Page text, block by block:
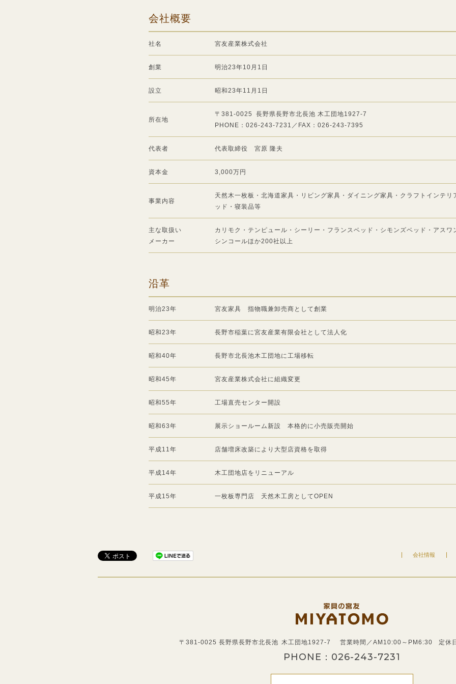
会社概要
社名 宮友産業株式会社
創業 明治23年10月1日
設立 昭和23年11月1日
所在地
〒381-0025 長野県長野市北長池 木工団地1927-7
PHONE：026-243-7231
FAX：026-243-7395
代表者 代表取締役 宮原 隆夫
資本金 3,000万円
事業内容
天然木一枚板・北海道家具・リビング家具・ダイニング家具・クラフトインテリ
ッド・寝装品等
主な取扱い
メーカー
カリモク・テンピュール・シーリー・フランスベッド・シモンズベッド・アスワ
シンコールほか200社以上
沿革
明治23年 宮友家具 指物職兼卸売商として創業
昭和23年 長野市稲葉に宮友産業有限会社として法人化
昭和40年 長野市北長池木工団地に工場移転
昭和45年 宮友産業株式会社に組織変更
昭和55年 工場直売センター開設
昭和63年 展示ショールーム新設 本格的に小売販売開始
平成11年 店舗増床改築により大型店資格を取得
平成14年 木工団地店をリニューアル
平成15年 一枚板専門店 天然木工房としてOPEN
会社情報
〒381-0025 長野県長野市北長池 木工団地1927-7 営業時間／AM10:00～PM6:30 定休
PHONE： 026-243-7231